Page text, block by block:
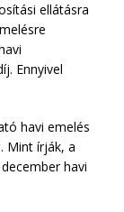
ellátásra
Ennyivel
havi emelés
Mint írják, a
havi